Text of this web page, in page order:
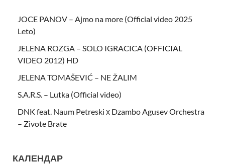
JOCE PANOV – Ajmo na more (Official video 2025
Leto)
JELENA ROZGA – SOLO IGRACICA (OFFICIAL
VIDEO 2012) HD
JELENA TOMAŠEVIĆ – NE ŽALIM
S.A.R.S. – Lutka (Official video)
DNK feat. Naum Petreski х Dzambo Agusev Orchestra
– Zivote Brate
КАЛЕНДАР